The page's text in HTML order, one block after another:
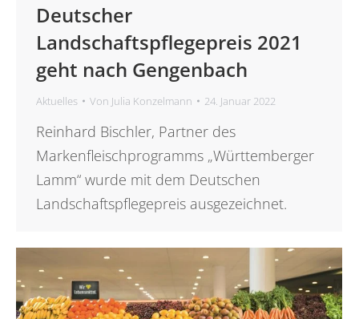
Deutscher
Landschaftspflegepreis 2021
geht nach Gengenbach
Aktuelles Von Julia Konzelmann 24. Januar 2022
Reinhard Bischler, Partner des
Markenfleischprogramms „Württemberger
Lamm“ wurde mit dem Deutschen
Landschaftspflegepreis ausgezeichnet.